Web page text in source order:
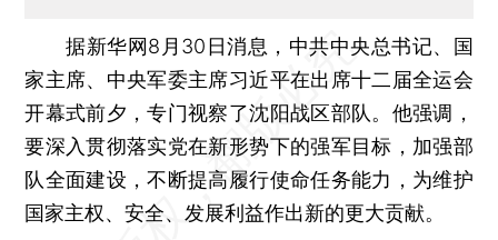
据新华网8月30日消息，中共中央总书记、国
家主席、中央军委主席习近平在出席十二届全运会
开幕式前夕，专门视察了沈阳战区部队。他强调，
要深入贯彻落实党在新形势下的强军目标，加强部
队全面建设，不断提高履行使命任务能力，为维护
国家主权、安全、发展利益作出新的更大贡献。